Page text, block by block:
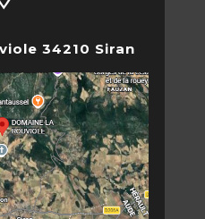
34210 Siran